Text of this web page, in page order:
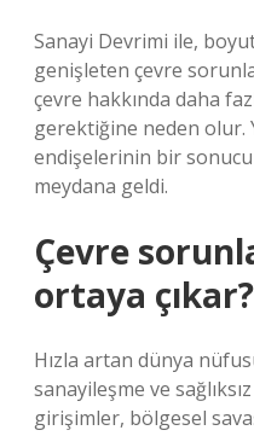
Sanayi Devrimi ile,
genişleten çevre
çevre hakkında daha
gerektiğine neden olur.
endişelerinin bir
meydana geldi.
Çevre
ortaya çıkar?
Hızla artan dünya
sanayileşme ve
girişimler, bölgesel